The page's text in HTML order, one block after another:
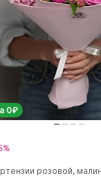
0₽
розовой,